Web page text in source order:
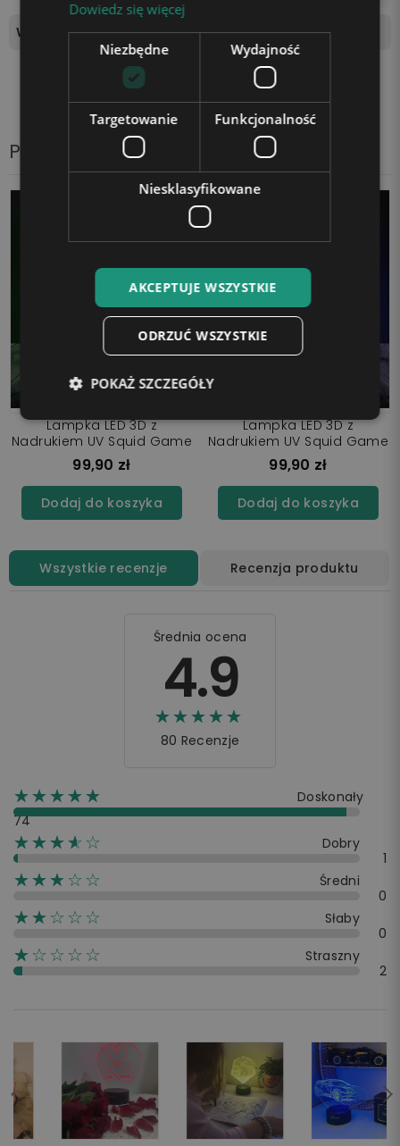
Wymiary tablicy świetlnej 18x15,5
Produkty z tej samej kategorii
Lampka LED 3D z
Nadrukiem UV Squid Game
99,90 zł
Dodaj do koszyka
Lampka LED 3D z
Nadrukiem UV Squid Game
99,90 zł
Dodaj do koszyka
Wszystkie recenzje Recenzja produktu
Średnia ocena
4.9
☆☆☆☆☆
★★★★★
80 Recenzje
☆☆☆☆☆
★★★★★
Doskonały
74
☆☆☆☆☆
★★★★
Dobry
1
☆☆☆☆☆
★★★
Średni
0
☆☆☆☆☆
★★
Słaby
0
☆☆☆☆☆
★
Straszny
2
Dowiedz się więcej
Niezbędne Wydajność
Targetowanie Funkcjonalność
Niesklasyfikowane
AKCEPTUJE WSZYSTKIE
ODRZUĆ WSZYSTKIE
POKAŻ SZCZEGÓŁY